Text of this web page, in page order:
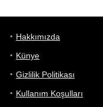
Hakkımızda
Künye
Gizlilik Politikası
Kullanım Koşulları